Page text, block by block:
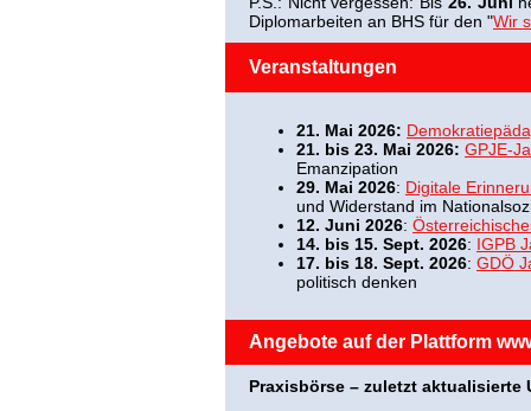
Diplomarbeiten an BHS für den "Wir
Veranstaltungen
21. Mai 2026:
21. bis 23. Mai 2026: GPJE-
Emanzipation
29. Mai 2026: Digitale
und Widerstand im
12. Juni 2026:
14. bis 15. Sept. 2026: IGPB
17. bis 18. Sept. 2026: GDÖ
politisch denken
Angebote auf der Plattform
Praxisbörse – zuletzt aktualisierte